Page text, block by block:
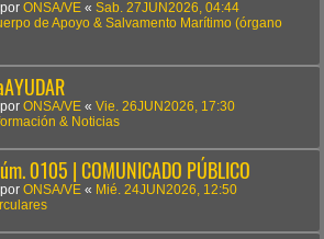
ONSA/VE « Sab. 27JUN2026, 04:44
de Apoyo & Salvamento Marítimo (órgano
ONSA/VE « Vie. 26JUN2026, 17:30
& Noticias
0105 | COMUNICADO PÚBLICO
ONSA/VE « Mié. 24JUN2026, 12:50